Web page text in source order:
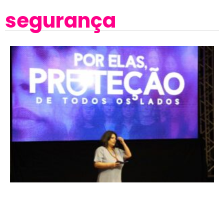
segurança